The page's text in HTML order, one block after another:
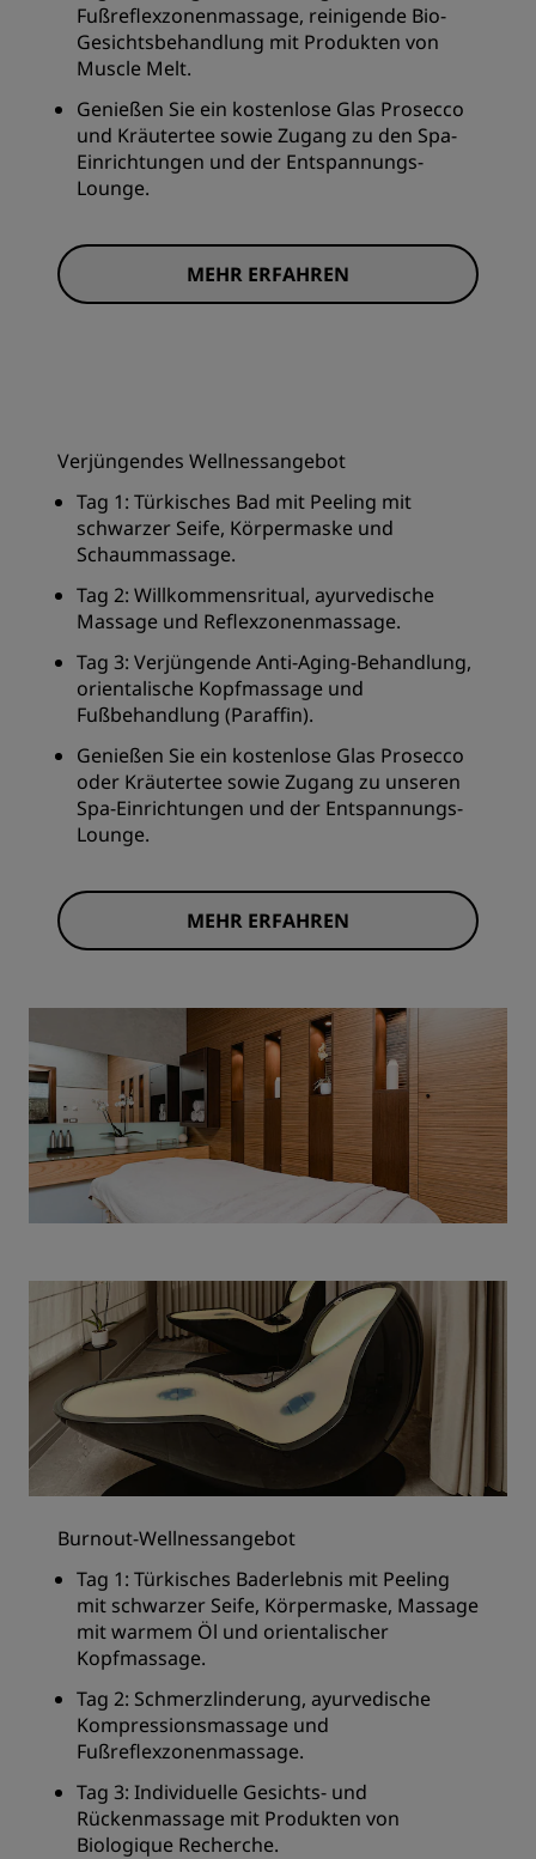
Fußreflexzonenmassage, reinigende Bio-
Gesichtsbehandlung mit Produkten von
Muscle Melt.
Genießen Sie ein kostenlose Glas Prosecco
und Kräutertee sowie Zugang zu den Spa-
Einrichtungen und der Entspannungs-
Lounge.
MEHR ERFAHREN
Verjüngendes Wellnessangebot
Tag 1: Türkisches Bad mit Peeling mit
schwarzer Seife, Körpermaske und
Schaummassage.
Tag 2: Willkommensritual, ayurvedische
Massage und Reflexzonenmassage.
Tag 3: Verjüngende Anti-Aging-Behandlung,
orientalische Kopfmassage und
Fußbehandlung (Paraffin).
Genießen Sie ein kostenlose Glas Prosecco
oder Kräutertee sowie Zugang zu unseren
Spa-Einrichtungen und der Entspannungs-
Lounge.
MEHR ERFAHREN
Burnout-Wellnessangebot
Tag 1: Türkisches Baderlebnis mit Peeling
mit schwarzer Seife, Körpermaske, Massage
mit warmem Öl und orientalischer
Kopfmassage.
Tag 2: Schmerzlinderung, ayurvedische
Kompressionsmassage und
Fußreflexzonenmassage.
Tag 3: Individuelle Gesichts- und
Rückenmassage mit Produkten von
Biologique Recherche.